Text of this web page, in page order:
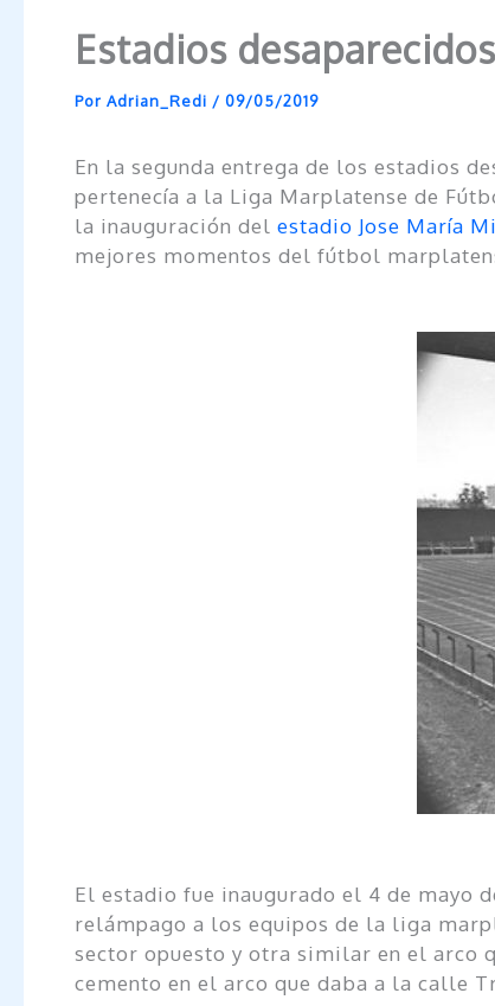
Estadios
Por Adrian_Redi / 09/05/2019
En la segunda entrega de los estadios
pertenecía a la Liga Marplatense de
la inauguración del estadio Jose María
mejores momentos del fútbol
El estadio fue inaugurado el 4 de mayo
relámpago a los equipos de la liga
sector opuesto y otra similar en el arco
cemento en el arco que daba a la calle